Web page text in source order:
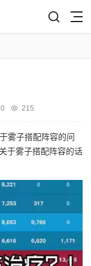
215
雾子搭配阵容的问
于雾子搭配阵容的话